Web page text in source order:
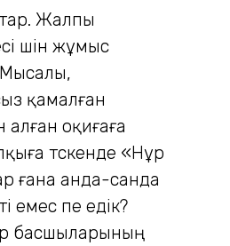
Жалпы
үшін жұмыс
Мысалы,
қамалған
оқиғаға
түскенде «Нұр
ғана анда-санда
емес пе едік?
басшыларының